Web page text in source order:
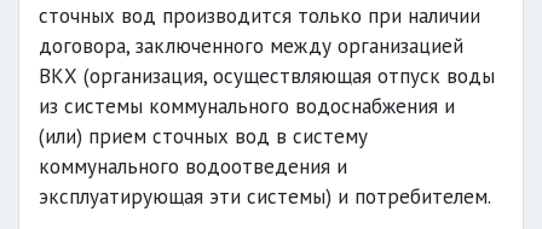
сточных вод производится только при наличии
договора, заключенного между организацией
ВКХ (организация, осуществляющая отпуск воды
из системы коммунального водоснабжения и
(или) прием сточных вод в систему
коммунального водоотведения и
эксплуатирующая эти системы) и потребителем.